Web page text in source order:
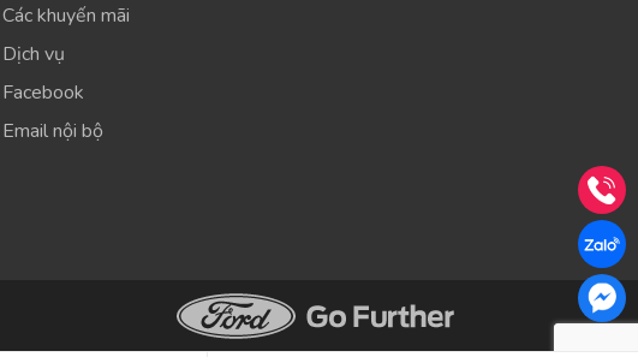
Các khuyến mãi
Dịch vụ
Facebook
Email nội bộ